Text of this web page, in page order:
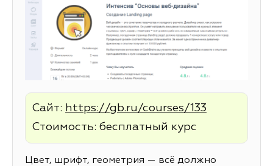
Сайт: https://gb.ru/courses/133
Стоимость: бесплатный курс
Цвет, шрифт, геометрия — всё должно